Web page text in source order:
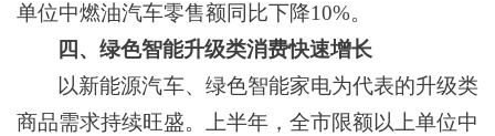
单位中燃油汽车零售额同比下降10%。
四、绿色智能升级类消费快速增长
以新能源汽车、绿色智能家电为代表的升级类
商品需求持续旺盛。上半年，全市限额以上单位中